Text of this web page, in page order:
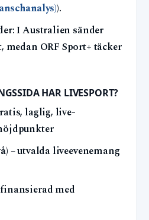
).
I Australien sänder
medan ORF Sport+ täcker
HAR LIVESPORT?
laglig, live-
– utvalda liveevenemang
med